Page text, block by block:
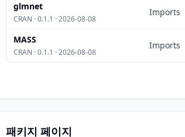
glmnet
CRAN · 0.1.1 · 2026-08-08
Imports
MASS
CRAN · 0.1.1 · 2026-08-08
Imports
패키지 페이지